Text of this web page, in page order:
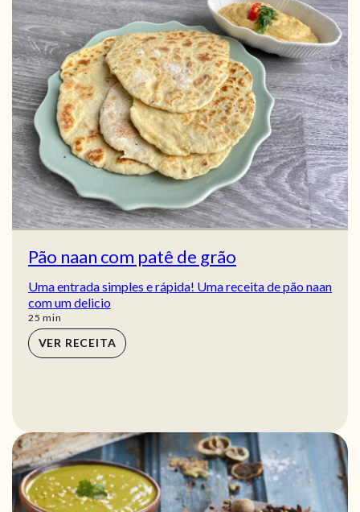
Pão naan com patê de grão
Uma entrada simples e rápida! Uma receita de pão naan
com um delicio
25 min
min
VER RECEITA